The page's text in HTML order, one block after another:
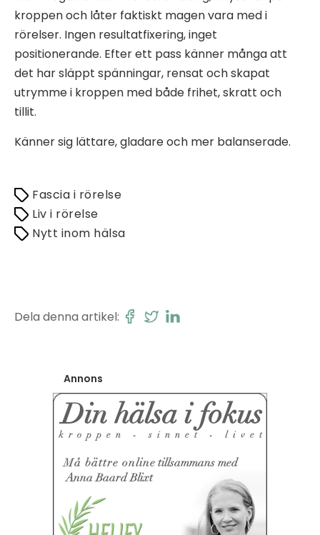
kroppen och låter faktiskt magen vara med i
rörelser. Ingen resultatfixering, inget
positionerande. Efter ett pass känner många att
det har släppt spänningar, rensat och skapat
utrymme i kroppen med både frihet, skratt och
tillit.
Känner sig lättare, gladare och mer balanserade.
Fascia i rörelse
Liv i rörelse
Nytt inom hälsa
Dela denna artikel:
Annons